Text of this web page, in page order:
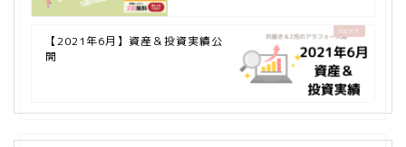
【2021年6月】資産＆投資実績公
開